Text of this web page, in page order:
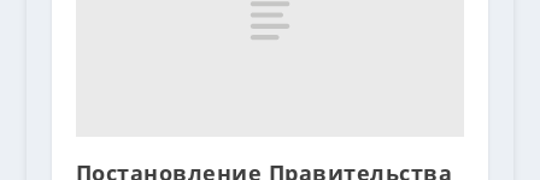
Постановление Правительства